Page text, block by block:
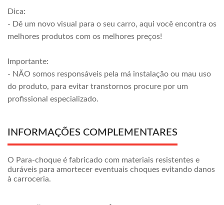
Dica:
- Dê um novo visual para o seu carro, aqui você encontra os
melhores produtos com os melhores preços!
Importante:
- NÃO somos responsáveis pela má instalação ou mau uso
do produto, para evitar transtornos procure por um
profissional especializado.
INFORMAÇÕES COMPLEMENTARES
O Para-choque é fabricado com materiais resistentes e
duráveis para amortecer eventuais choques evitando danos
à carroceria.